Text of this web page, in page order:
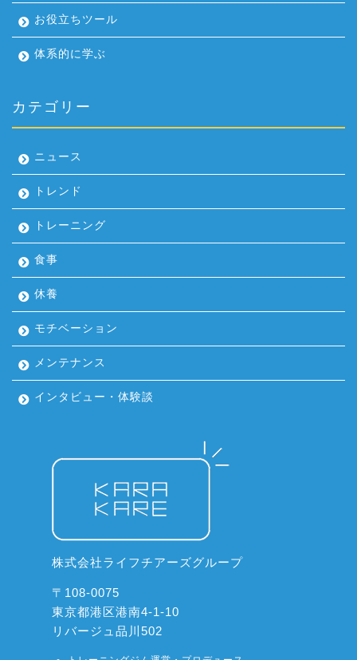
お役立ちツール
体系的に学ぶ
カテゴリー
ニュース
トレンド
トレーニング
食事
休養
モチベーション
メンテナンス
インタビュー・体験談
株式会社ライフチアーズグループ
〒108-0075
東京都港区港南4-1-10
リバージュ品川502